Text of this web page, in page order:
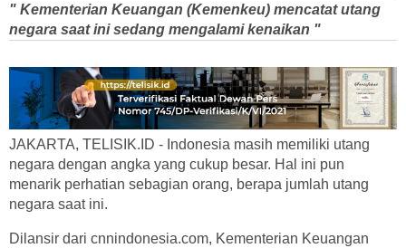
" Kementerian Keuangan (Kemenkeu) mencatat utang
negara saat ini sedang mengalami kenaikan "
JAKARTA, TELISIK.ID - Indonesia masih memiliki utang
negara dengan angka yang cukup besar. Hal ini pun
menarik perhatian sebagian orang, berapa jumlah utang
negara saat ini.
Dilansir dari cnnindonesia.com, Kementerian Keuangan